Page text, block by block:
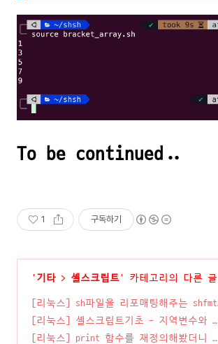
To be continued..
1 구독하기
' 기타 > 셸스크립트' 카테고리의 다른 글
[리눅스] sh파일을 리포매팅해주는 shfmt
(0)
[리눅스] 셸스크립트기초 - 지역변수와 전
역변수
(0)
[리눅스] print 함수를 재정의해봤더니 화